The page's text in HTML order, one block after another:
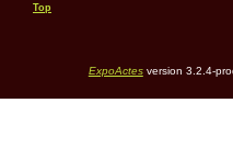
Top
ExpoActesversion 3.2.4-